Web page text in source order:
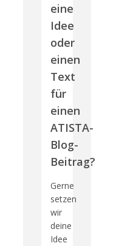
eine
Idee
oder
einen
Text
für
einen
ATISTA-
Blog-
Beitrag?
Gerne
setzen
wir
deine
Idee